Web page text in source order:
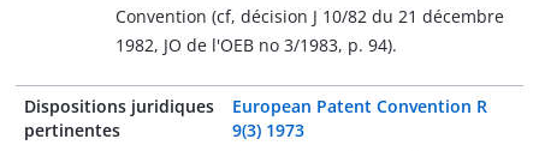
Convention (cf, décision J 10/82 du 21 décembre
1982, JO de l'OEB no 3/1983, p. 94).
Dispositions juridiques
pertinentes
European Patent Convention R
9(3) 1973